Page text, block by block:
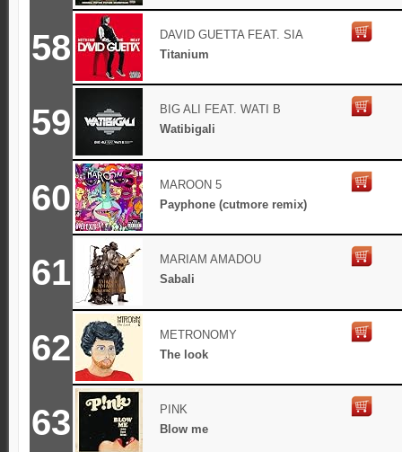
58
DAVID GUETTA FEAT. SIA
Titanium
59
BIG ALI FEAT. WATI B
Watibigali
60
MAROON 5
Payphone (cutmore remix)
61
MARIAM AMADOU
Sabali
62
METRONOMY
The look
63
PINK
Blow me